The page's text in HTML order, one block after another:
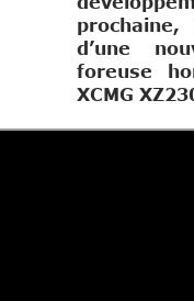
d’une
foreuse
XCMG